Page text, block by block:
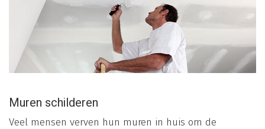
Muren schilderen
Veel mensen verven hun muren in huis om de